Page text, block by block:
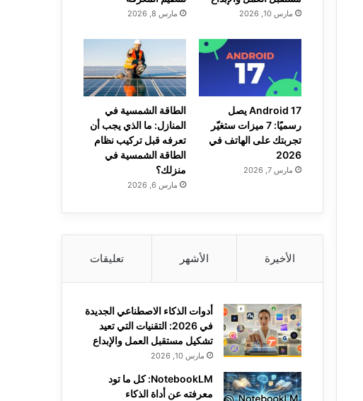
مارس 10, 2026 مارس 8, 2026
Android 17 يصل
رسميًا: 7 ميزات ستغيّر
تجربتك على الهاتف في
2026
مارس 7, 2026
الطاقة الشمسية في
المنازل: ما الذي يجب أن
تعرفه قبل تركيب نظام
الطاقة الشمسية في
منزلك؟
مارس 6, 2026
الأخيرة الأشهر تعليقات
أدوات الذكاء الاصطناعي الجديدة
في 2026: التقنيات التي تعيد
تشكيل مستقبل العمل والإبداع
مارس 10, 2026
NotebookLM: كل ما تود
معرفته عن أداة الذكاء